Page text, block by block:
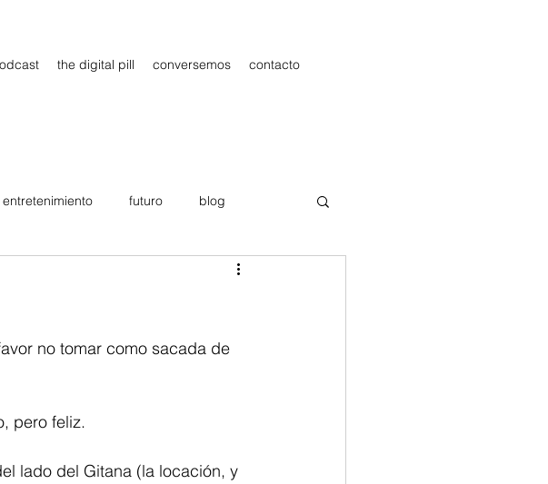
the digital pill conversemos contacto
entretenimiento futuro blog
Publicidad
Showcase
no tomar como sacada de
pero feliz.
lado del Gitana (la locación, y